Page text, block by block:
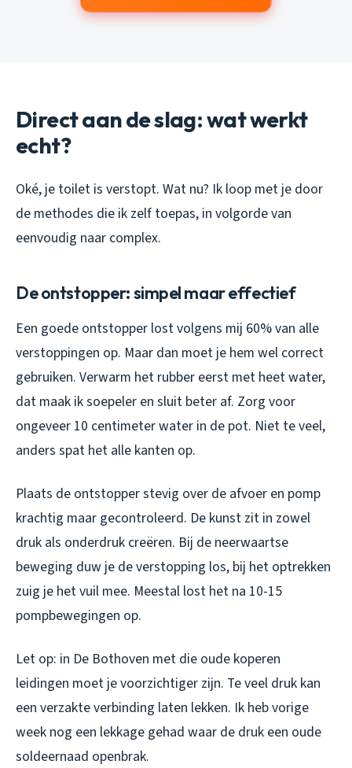
Direct aan de slag: wat werkt
echt?
Oké, je toilet is verstopt. Wat nu? Ik loop met je door
de methodes die ik zelf toepas, in volgorde van
eenvoudig naar complex.
De ontstopper: simpel maar effectief
Een goede ontstopper lost volgens mij 60% van alle
verstoppingen op. Maar dan moet je hem wel correct
gebruiken. Verwarm het rubber eerst met heet water,
dat maak ik soepeler en sluit beter af. Zorg voor
ongeveer 10 centimeter water in de pot. Niet te veel,
anders spat het alle kanten op.
Plaats de ontstopper stevig over de afvoer en pomp
krachtig maar gecontroleerd. De kunst zit in zowel
druk als onderdruk creëren. Bij de neerwaartse
beweging duw je de verstopping los, bij het optrekken
zuig je het vuil mee. Meestal lost het na 10-15
pompbewegingen op.
Let op: in De Bothoven met die oude koperen
leidingen moet je voorzichtiger zijn. Te veel druk kan
een verzakte verbinding laten lekken. Ik heb vorige
week nog een lekkage gehad waar de druk een oude
soldeernaad openbrak.